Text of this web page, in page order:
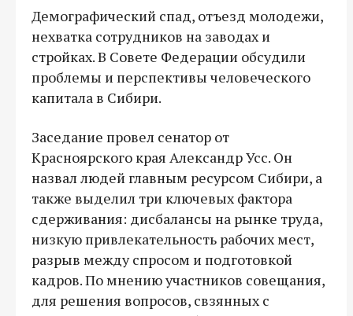
Демографический спад, отъезд молодежи,
нехватка сотрудников на заводах и
стройках. В Совете Федерации обсудили
проблемы и перспективы человеческого
капитала в Сибири.
Заседание провел сенатор от
Красноярского края Александр Усс. Он
назвал людей главным ресурсом Сибири, а
также выделил три ключевых фактора
сдерживания: дисбалансы на рынке труда,
низкую привлекательность рабочих мест,
разрыв между спросом и подготовкой
кадров. По мнению участников совещания,
для решения вопросов, свзянных с